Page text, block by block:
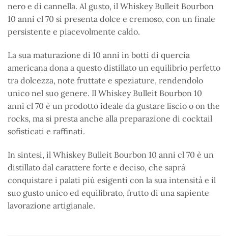
nero e di cannella. Al gusto, il Whiskey Bulleit Bourbon
10 anni cl 70 si presenta dolce e cremoso, con un finale
persistente e piacevolmente caldo.
La sua maturazione di 10 anni in botti di quercia
americana dona a questo distillato un equilibrio perfetto
tra dolcezza, note fruttate e speziature, rendendolo
unico nel suo genere. Il Whiskey Bulleit Bourbon 10
anni cl 70 è un prodotto ideale da gustare liscio o on the
rocks, ma si presta anche alla preparazione di cocktail
sofisticati e raffinati.
In sintesi, il Whiskey Bulleit Bourbon 10 anni cl 70 è un
distillato dal carattere forte e deciso, che saprà
conquistare i palati più esigenti con la sua intensità e il
suo gusto unico ed equilibrato, frutto di una sapiente
lavorazione artigianale.